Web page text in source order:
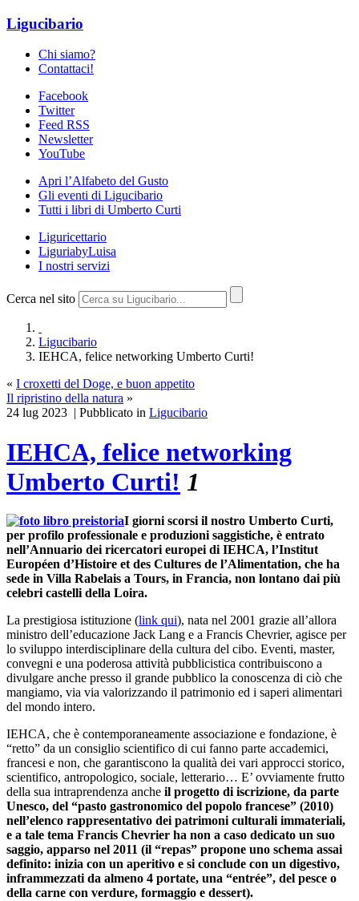
Ligucibario
Chi siamo?
Contattaci!
Facebook
Twitter
Feed RSS
Newsletter
YouTube
Apri l’Alfabeto del Gusto
Gli eventi di Ligucibario
Tutti i libri di Umberto Curti
Liguricettario
LiguriabyLuisa
I nostri servizi
Cerca nel sito
Ligucibario
IEHCA, felice networking Umberto Curti!
« I croxetti del Doge, e buon appetito
Il ripristino della natura »
24 lug 2023 | Pubblicato in Ligucibario
IEHCA, felice networking
Umberto Curti! 1
I giorni scorsi il nostro Umberto Curti,
per profilo professionale e produzioni saggistiche, è entrato
nell’Annuario dei ricercatori europei di IEHCA, l’Institut
Européen d’Histoire et des Cultures de l’Alimentation, che ha
sede in Villa Rabelais a Tours, in Francia, non lontano dai più
celebri castelli della Loira.
La prestigiosa istituzione (link qui), nata nel 2001 grazie all’allora
ministro dell’educazione Jack Lang e a Francis Chevrier, agisce per
lo sviluppo interdisciplinare della cultura del cibo. Eventi, master,
convegni e una poderosa attività pubblicistica contribuiscono a
divulgare anche presso il grande pubblico la conoscenza di ciò che
mangiamo, via via valorizzando il patrimonio ed i saperi alimentari
del mondo intero.
IEHCA, che è contemporaneamente associazione e fondazione, è
“retto” da un consiglio scientifico di cui fanno parte accademici,
francesi e non, che garantiscono la qualità dei vari approcci storico,
scientifico, antropologico, sociale, letterario… E’ ovviamente frutto
della sua intraprendenza anche il progetto di iscrizione, da parte
Unesco, del “pasto gastronomico del popolo francese” (2010)
nell’elenco rappresentativo dei patrimoni culturali immateriali,
e a tale tema Francis Chevrier ha non a caso dedicato un suo
saggio, apparso nel 2011 (il “repas” propone uno schema assai
definito: inizia con un aperitivo e si conclude con un digestivo,
inframmezzati da almeno 4 portate, una “entrée”, del pesce o
della carne con verdure, formaggio e dessert).